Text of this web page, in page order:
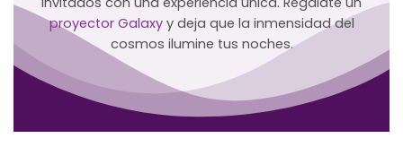
proyector Galaxyy deja que la inmensidad del
cosmos ilumine tus noches.